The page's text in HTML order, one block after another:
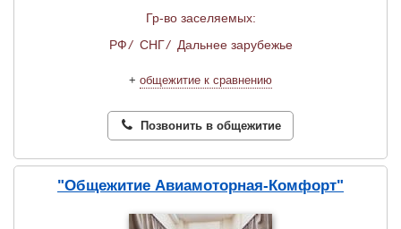
Гр-во заселяемых:
РФ/ СНГ/ Дальнее зарубежье
+ общежитие к сравнению
Позвонить в общежитие
"Общежитие Авиамоторная-Комфорт"